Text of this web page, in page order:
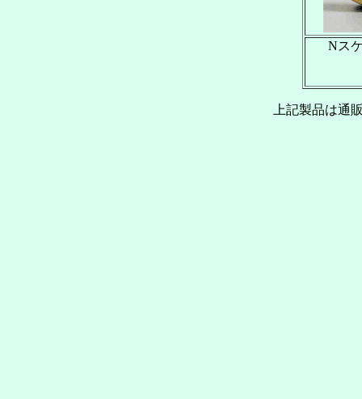
Nス
上記製品は通